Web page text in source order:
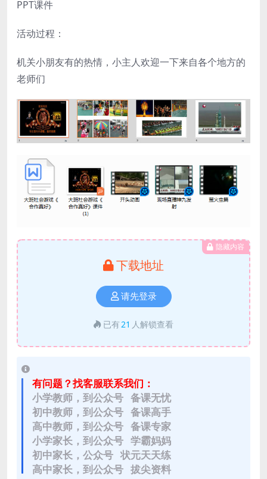
PPT课件
活动过程：
机关小朋友有的热情，小主人欢迎一下来自各个地方的
老师们
隐藏内容
下载地址
请先登录
已有 21 人解锁查看
有问题？找客服联系我们：
小学教师，到公众号 备课无忧
初中教师，到公众号 备课高手
高中教师，到公众号 备课专家
小学家长，到公众号 学霸妈妈
初中家长，公众号 状元天天练
高中家长，到公众号 拔尖资料